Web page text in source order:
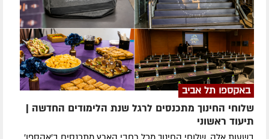
באקספו תל אביב
שלוחי החינוך מתכנסים לרגל שנת הלימודים החדשה |
תיעוד ראשוני